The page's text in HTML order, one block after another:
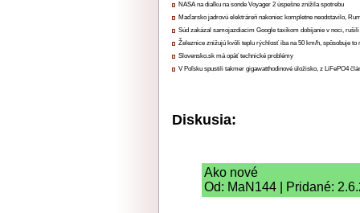
NASA na diaľku na sonde Voyager 2 úspešne znížila spotrebu
Maďarsko jadrovú elektráreň nakoniec kompletne neodstavilo,
Súd zakázal samojazdiacim Google taxíkom dobíjanie v noci,
Železnice znižujú kvôli teplu rýchlosť iba na 50 km/h, spôsobuje to
Slovensko.sk má opäť technické problémy
V Poľsku spustili takmer gigawatthodinové úložisko, z LiFePO4
Diskusia:
Ako nové
Od: MaN144 | Pridané: